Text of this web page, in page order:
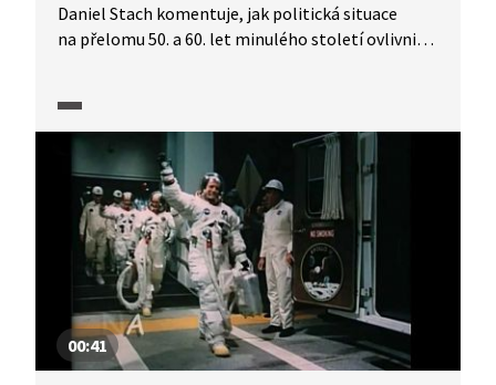
Daniel Stach komentuje, jak politická situace
na přelomu 50. a 60. let minulého století ovlivnila
při dobývání vesmíru. Jaké události vedly
prezidenta J. F. Kennedyho k uspíšení příprav letu
na Měsíc a jak přípravy ovlivnila tragédie lodi
Apollo 1. Pořad je součástí série, kterou ČT
připravila k 50. výročí přistání člověka na Měsíci.
00:41